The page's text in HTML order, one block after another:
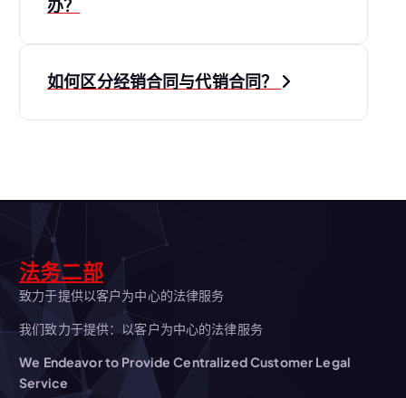
章
航
办？
如何区分经销合同与代销合同？
法务二部
致力于提供以客户为中心的法律服务
我们致力于提供：以客户为中心的法律服务
We Endeavor to Provide Centralized Customer Legal
Service